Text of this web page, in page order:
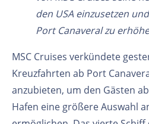
den USA einzusetzen
Port Canaveral zu
MSC Cruises verkündete
Kreuzfahrten ab Port
anzubieten, um den Gästen
Hafen eine größere Auswahl